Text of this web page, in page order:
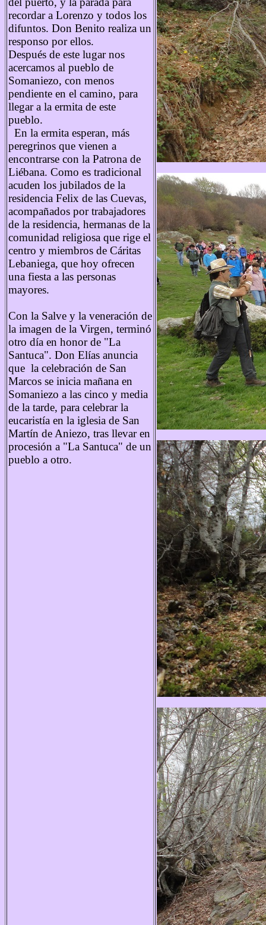
recordar a Lorenzo y todos los
difuntos. Don Benito realiza un
responso por ellos.
Después de este lugar nos
acercamos al pueblo de
Somaniezo, con menos
pendiente en el camino, para
llegar a la ermita de este
pueblo.
En la ermita esperan, más
peregrinos que vienen a
encontrarse con la Patrona de
Liébana. Como es tradicional
acuden los jubilados de la
residencia Felix de las Cuevas,
acompañados por trabajadores
de la residencia, hermanas de la
comunidad religiosa que rige el
centro y miembros de Cáritas
Lebaniega, que hoy ofrecen
una fiesta a las personas
mayores.
Con la Salve y la veneración de
la imagen de la Virgen, terminó
otro día en honor de "La
Santuca". Don Elías anuncia
que la celebración de San
Marcos se inicia mañana en
Somaniezo a las cinco y media
de la tarde, para celebrar la
eucaristía en la iglesia de San
Martín de Aniezo, tras llevar en
procesión a "La Santuca" de un
pueblo a otro.